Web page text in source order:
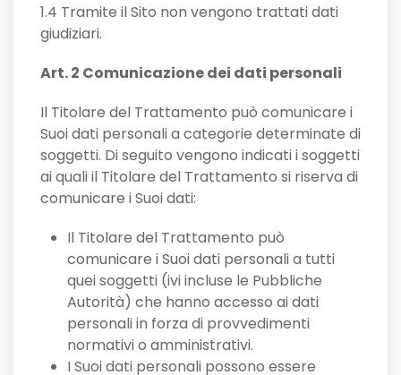
1.4 Tramite il Sito non vengono trattati dati
giudiziari.
Art. 2 Comunicazione dei dati personali
Il Titolare del Trattamento può comunicare i
Suoi dati personali a categorie determinate di
soggetti. Di seguito vengono indicati i soggetti
ai quali il Titolare del Trattamento si riserva di
comunicare i Suoi dati:
Il Titolare del Trattamento può
comunicare i Suoi dati personali a tutti
quei soggetti (ivi incluse le Pubbliche
Autorità) che hanno accesso ai dati
personali in forza di provvedimenti
normativi o amministrativi.
I Suoi dati personali possono essere